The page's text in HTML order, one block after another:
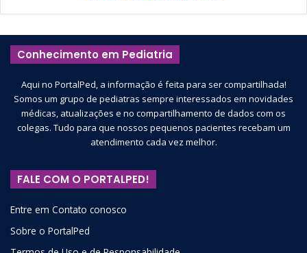
Conhecimento em Pediatria
Aqui no PortalPed, a informação é feita para ser compartilhada!
Somos um grupo de pediatras sempre interessados em novidades
médicas, atualizações e no compartilhamento de dados com os
colegas. Tudo para que nossos pequenos pacientes recebam um
atendimento cada vez melhor.
FALE COM O PORTALPED!
Entre em Contato conosco
Sobre o PortalPed